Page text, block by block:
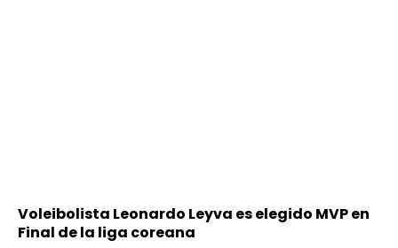
Voleibolista Leonardo Leyva es elegido MVP en
Final de la liga coreana